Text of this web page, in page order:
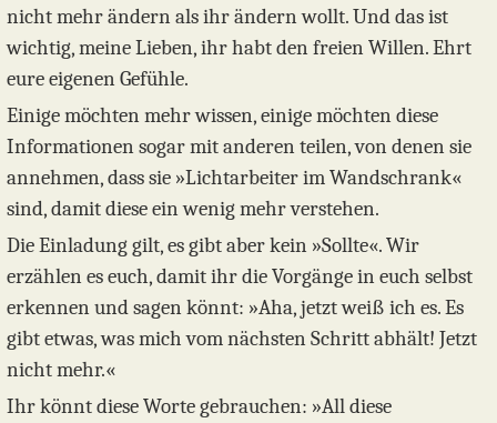
nicht mehr ändern als ihr ändern wollt. Und das ist
wichtig, meine Lieben, ihr habt den freien Willen. Ehrt
eure eigenen Gefühle.
Einige möchten mehr wissen, einige möchten diese
Informationen sogar mit anderen teilen, von denen sie
annehmen, dass sie »Lichtarbeiter im Wandschrank«
sind, damit diese ein wenig mehr verstehen.
Die Einladung gilt, es gibt aber kein »Sollte«. Wir
erzählen es euch, damit ihr die Vorgänge in euch selbst
erkennen und sagen könnt: »Aha, jetzt weiß ich es. Es
gibt etwas, was mich vom nächsten Schritt abhält! Jetzt
nicht mehr.«
Ihr könnt diese Worte gebrauchen: »All diese